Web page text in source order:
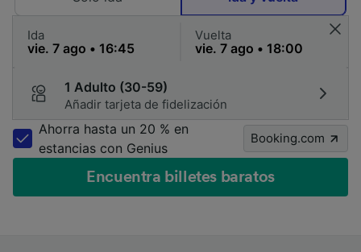
Ida Vuelta
1 Adulto (30-59)
Añadir tarjeta de fidelización
Ahorra hasta un 20 % en
estancias con Genius
Booking.com
Encuentra billetes baratos